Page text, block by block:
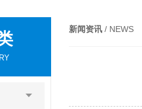
新闻资讯 / NEWS